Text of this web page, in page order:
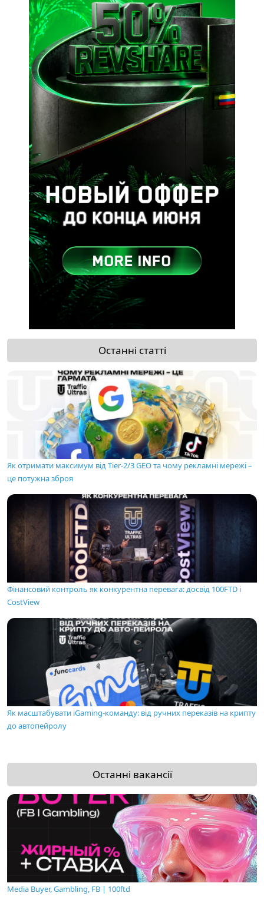
Останні статті
Як отримати максимум від Tier-2/3 GEO та чому рекламні мережі –
це потужна зброя
Фінансовий контроль як конкурентна перевага: досвід 100FTD і
CostView
Як масштабувати iGaming-команду: від ручних переказів на крипту
до автопейролу
Останні вакансії
Media Buyer, Gambling, FB | 100ftd